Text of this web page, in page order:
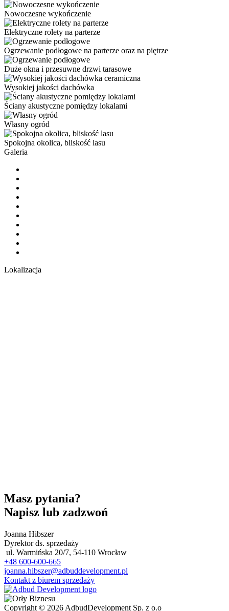
Nowoczesne wykończenie
Elektryczne rolety na parterze
Ogrzewanie podłogowe na parterze oraz na piętrze
Duże okna i przesuwne drzwi tarasowe
Wysokiej jakości dachówka
Ściany akustyczne pomiędzy lokalami
Własny ogród
Spokojna okolica, bliskość lasu
Galeria
Lokalizacja
Masz pytania?
Napisz lub zadzwoń
Joanna Hibszer
Dyrektor ds. sprzedaży
ul. Warmińska 20/7, 54-110 Wrocław
+48 600-600-665
joanna.hibszer@adbuddevelopment.pl
Kontakt z biurem sprzedaży
Copyright © 2026 AdbudDevelopment Sp. z o.o